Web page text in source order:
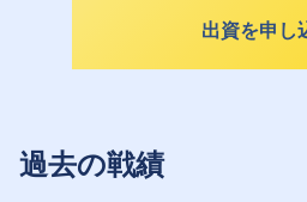
出資を申し
過去の戦績